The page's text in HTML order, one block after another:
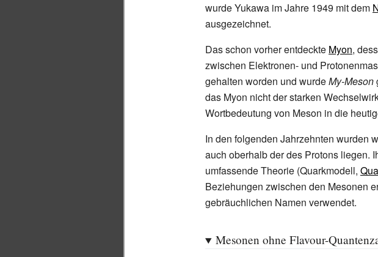
wurde Yukawa im Jahre 1949 mit dem
ausgezeichnet.
Das schon vorher entdeckte Myon,
zwischen Elektronen- und
gehalten worden und wurdeMy-Meson
das Myon nicht der starken
Wortbedeutung von Meson in die
In den folgenden Jahrzehnten wurden
auch oberhalb der des Protons liegen.
umfassende Theorie (Quarkmodell,
Beziehungen zwischen den Mesonen
gebräuchlichen Namen verwendet.
Mesonen ohne Flavour-